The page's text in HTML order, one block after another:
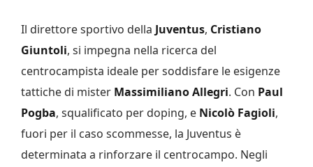
Il direttore sportivo della Juventus, Cristiano
Giuntoli, si impegna nella ricerca del
centrocampista ideale per soddisfare le esigenze
tattiche di mister Massimiliano Allegri. Con Paul
Pogba, squalificato per doping, e Nicolò Fagioli,
fuori per il caso scommesse, la Juventus è
determinata a rinforzare il centrocampo. Negli